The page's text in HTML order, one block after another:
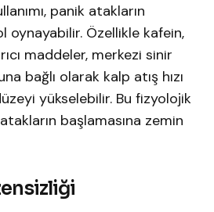
panik atakların
oynayabilir. Özellikle kafein,
maddeler, merkezi sinir
bağlı olarak kalp atış hızı
yükselebilir. Bu fizyolojik
başlamasına zemin